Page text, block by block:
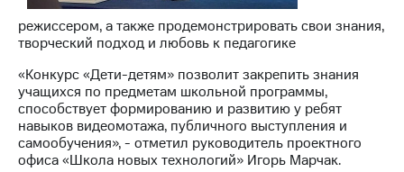
Собрания
акционеров
Личный
кабинет
акционера
Акционерный
капитал
Контроль
и
режиссером, а также продемонстрировать свои знания,
творческий подход и любовь к педагогике
«Конкурс «Дети-детям» позволит закрепить знания
учащихся по предметам школьной программы,
способствует формированию и развитию у ребят
навыков видеомотажа, публичного выступления и
самообучения», - отметил руководитель проектного
офиса «Школа новых технологий» Игорь Марчак.